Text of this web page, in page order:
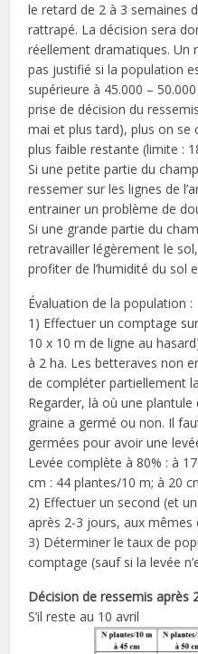
le retard de 2 à 3 semaines
rattrapé. La décision sera
réellement dramatiques. Un
pas justifié si la population
supérieure à 45.000 –
prise de décision du
mai et plus tard), plus on se
plus faible restante (limite :
Si une petite partie du
ressemer sur les lignes de
entrainer un problème de
Si une grande partie du
retravailler légèrement le
profiter de l’humidité du sol
Évaluation de la population :
1) Effectuer un comptage
10 x 10 m de ligne au
à 2 ha. Les betteraves non
de compléter partiellement
Regarder, là où une
graine a germé ou non. Il
germées pour avoir une
Levée complète à 80% : à
cm : 44 plantes/10 m; à 20
2) Effectuer un second (et
après 2-3 jours, aux mêmes
3) Déterminer le taux de
comptage (sauf si la levée
Décision de ressemis après
S’il reste au 10 avril